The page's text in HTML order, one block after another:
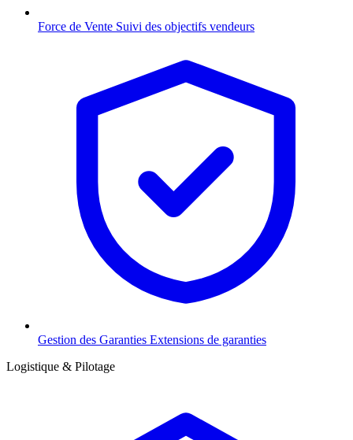
Force de Vente Suivi des objectifs vendeurs
Gestion des Garanties Extensions de garanties
Logistique & Pilotage